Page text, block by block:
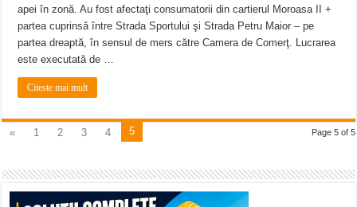
apei în zonă. Au fost afectaţi consumatorii din cartierul Moroasa II +
partea cuprinsă între Strada Sportului şi Strada Petru Maior – pe
partea dreaptă, în sensul de mers către Camera de Comerţ. Lucrarea
este executată de …
Citeste mai mult
Page 5 of 5
« 1 2 3 4 5